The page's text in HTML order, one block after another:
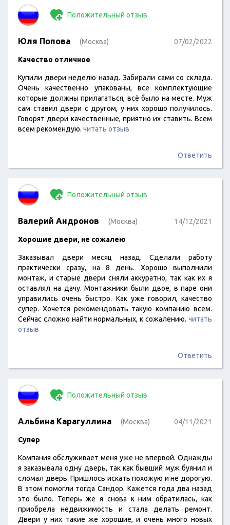
Положительный отзыв
Юля Попова (Москва) 07/02/2022
Качество отличное
Купили двери неделю назад. Забирали сами со склада.
Очень качественно упакованы, все комплектующие
которые должны прилагаться, всё было на месте. Муж
сам ставил двери с другом, у них хорошо получилось.
Говорят двери качественные, приятно их ставить. Всем
всем рекомендую. читать отзыв
Ответить
Положительный отзыв
Валерий Андронов (Москва) 14/12/2021
Хорошие двери, не сожалею
Заказывал двери месяц назад. Сделали работу
практически сразу, на 8 день. Хорошо выполнили
монтаж, и старые двери сняли аккуратно, так как их я
оставлял на дачу. Монтажники были двое, в паре они
управились очень быстро. Как уже говорил, качество
супер. Хочется рекомендовать такую компанию всем.
Сейчас сложно найти нормальных, к сожалению. читать
отзыв
Ответить
Положительный отзыв
Альбина Карагуллина (Москва) 04/11/2021
Супер
Компания обслуживает меня уже не впервой. Однажды
я заказывала одну дверь, так как бывший муж буянил и
сломал дверь. Пришлось искать похожую и не дорогую.
В этом помогли тогда Сандор. Кажется года два назад
это было. Теперь же я снова к ним обратилась, как
приобрела недвижимость и стала делать ремонт.
Двери у них такие же хорошие, и очень много новых